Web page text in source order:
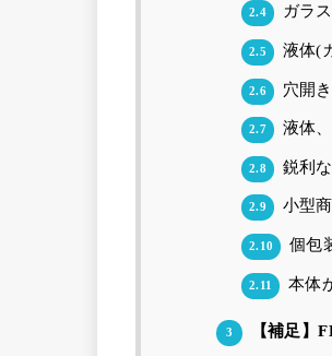
2.4 ガラ
2.5 液体(
2.6 穴開
2.7 液体
2.8 鋭利
2.9 小型
2.10 個包
2.11 本体
3 【補足】